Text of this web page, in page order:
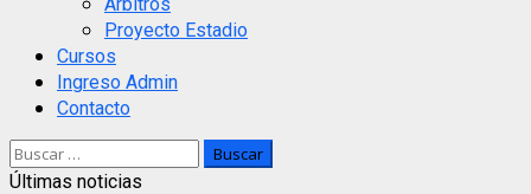
Proyecto Estadio
Cursos
Ingreso Admin
Contacto
Buscar:
Últimas noticias